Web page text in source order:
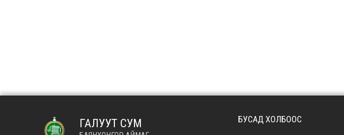
ГАЛУУТ СУМ БУСАД ХОЛБООС